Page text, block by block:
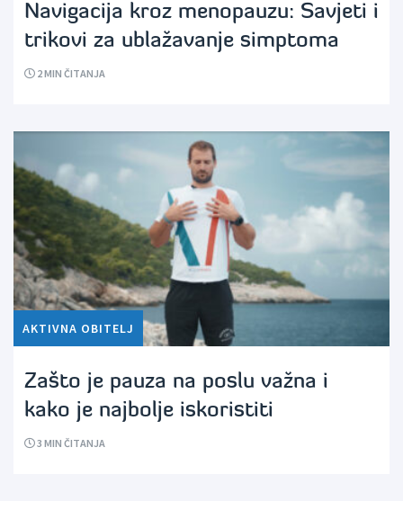
Navigacija kroz menopauzu: Savjeti i
trikovi za ublažavanje simptoma
2MIN ČITANJA
AKTIVNA OBITELJ
Zašto je pauza na poslu važna i
kako je najbolje iskoristiti
3 MIN ČITANJA